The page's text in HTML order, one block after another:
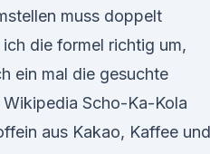
muss doppelt
die formel richtig um,
ein mal die gesuchte
Scho-Ka-Kola
aus Kakao, Kaffee und